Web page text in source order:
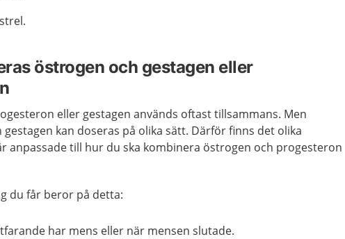
östrogen och gestagen eller
eller gestagen används oftast tillsammans. Men
kan doseras på olika sätt. Därför finns det olika
anpassade till hur du ska kombinera östrogen och progesteron
du får beror på detta:
har mens eller när mensen slutade.